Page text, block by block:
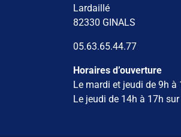
Lardaillé
82330 GINALS
05.63.65.44.77
Horaires d’ouverture
Le mardi et jeudi de 9h à
Le jeudi de 14h à 17h